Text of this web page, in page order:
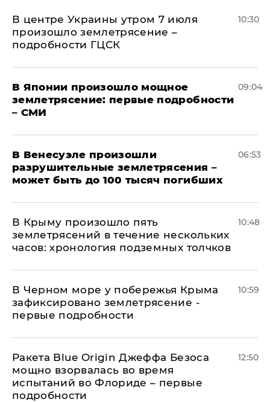
В центре Украины утром 7 июля
произошло землетрясение –
подробности ГЦСК
10:30
В Японии произошло мощное
землетрясение: первые подробности
– СМИ
09:04
В Венесуэле произошли
разрушительные землетрясения –
может быть до 100 тысяч погибших
06:53
В Крыму произошло пять
землетрясений в течение нескольких
часов: хронология подземных толчков
10:48
В Черном море у побережья Крыма
зафиксировано землетрясение -
первые подробности
10:59
Ракета Blue Origin Джеффа Безоса
мощно взорвалась во время
испытаний во Флориде – первые
подробности
12:50